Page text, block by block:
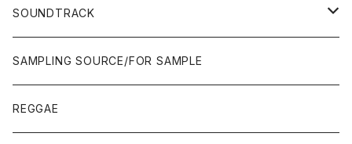
JAPAN ONLY RELEASE/REMIX
80'S
POPS/S.S.W.
ROCK/AOR
SOUNDTRACK
LP
JAPANESE
7"/12"
SAMPLING SOURCE/FOR SAMPLE
REGGAE